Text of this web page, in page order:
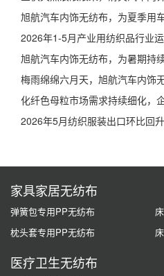
旭航汽车内饰无纺布，为夏季用
2026年1-5月产业用纺织品行业
旭航汽车内饰无纺布，为暑期持
梅雨绵绵六月天，旭航汽车内饰
化纤色母粒市场需求持续细化，
2026年5月纺织服装出口环比回
家具家居无纺布
弹簧包专用PP无纺布
枕头套专用PP无纺布
医疗卫生无纺布